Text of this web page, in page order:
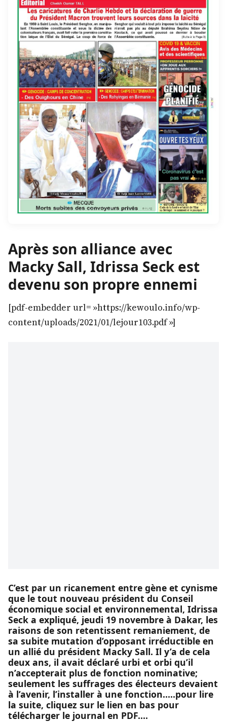
Après son alliance avec
Macky Sall, Idrissa Seck est
devenu son propre ennemi
[pdf-embedder url= »https://kewoulo.info/wp-
content/uploads/2021/01/lejour103.pdf »]
C’est par un ricanement entre gène et cynisme
que le tout nouveau président du Conseil
économique social et environnemental, Idrissa
Seck a expliqué, jeudi 19 novembre à Dakar, les
raisons de son retentissent remaniement, de
sa subite mutation d’opposant irréductible en
un allié du président Macky Sall. Il y’a de cela
deux ans, il avait déclaré urbi et orbi qu’il
n’accepterait plus de fonction nominative;
seulement les suffrages des électeurs devaient
à l’avenir, l’installer à une fonction…..pour lire
la suite, cliquez sur le lien en bas pour
télécharger le journal en PDF….